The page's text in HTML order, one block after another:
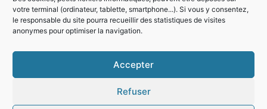
votre terminal (ordinateur, tablette, smartphone...). Si vous y consentez,
le responsable du site pourra recueillir des statistiques de visites
anonymes pour optimiser la navigation.
Accepter
Refuser